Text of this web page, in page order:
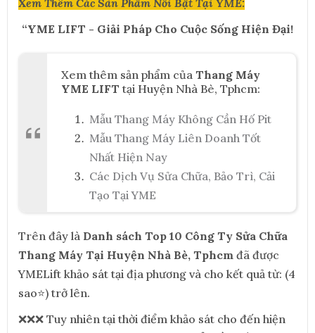
“YME LIFT - Giải Pháp Cho Cuộc Sống Hiện Đại!
Xem thêm sản phẩm của Thang Máy
YME LIFT tại Huyện Nhà Bè, Tphcm:
Mẫu Thang Máy Không Cần Hố Pit
Mẫu Thang Máy Liên Doanh Tốt
Nhất Hiện Nay
Các Dịch Vụ Sửa Chữa, Bảo Trì, Cải
Tạo Tại YME
Trên đây là Danh sách Top 10 Công Ty Sửa Chữa
Thang Máy Tại Huyện Nhà Bè, Tphcm đã được
YMELift khảo sát tại địa phương và cho kết quả từ: (4
sao⭐) trở lên.
❌❌❌ Tuy nhiên tại thời điểm khảo sát cho đến hiện